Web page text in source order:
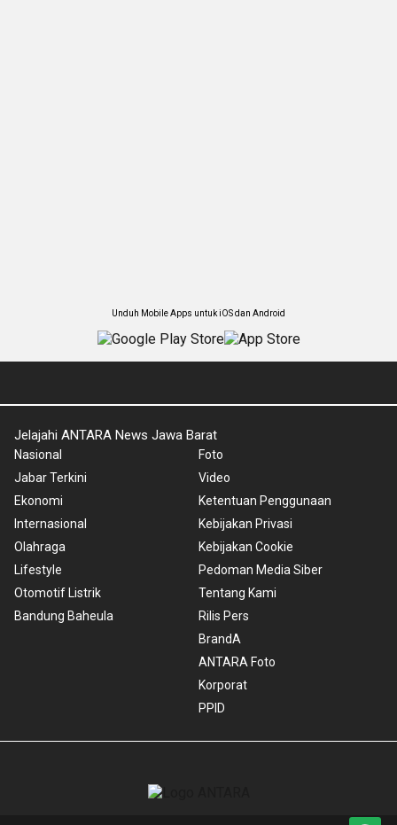
Unduh Mobile Apps untuk iOS dan Android
Jelajahi ANTARA News Jawa Barat
Nasional
Jabar Terkini
Ekonomi
Internasional
Olahraga
Lifestyle
Otomotif Listrik
Bandung Baheula
Foto
Video
Ketentuan Penggunaan
Kebijakan Privasi
Kebijakan Cookie
Pedoman Media Siber
Tentang Kami
Rilis Pers
BrandA
ANTARA Foto
Korporat
PPID